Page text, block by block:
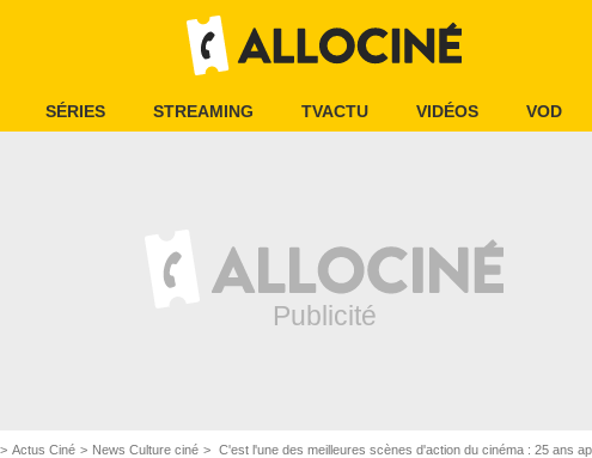
SÉRIES STREAMING TVACTU VIDÉOS VOD
Actus Ciné News Culture ciné C'est l'une des meilleures scènes d'action du cinéma : 25 ans